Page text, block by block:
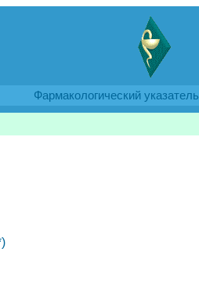
Фармакологический указатель